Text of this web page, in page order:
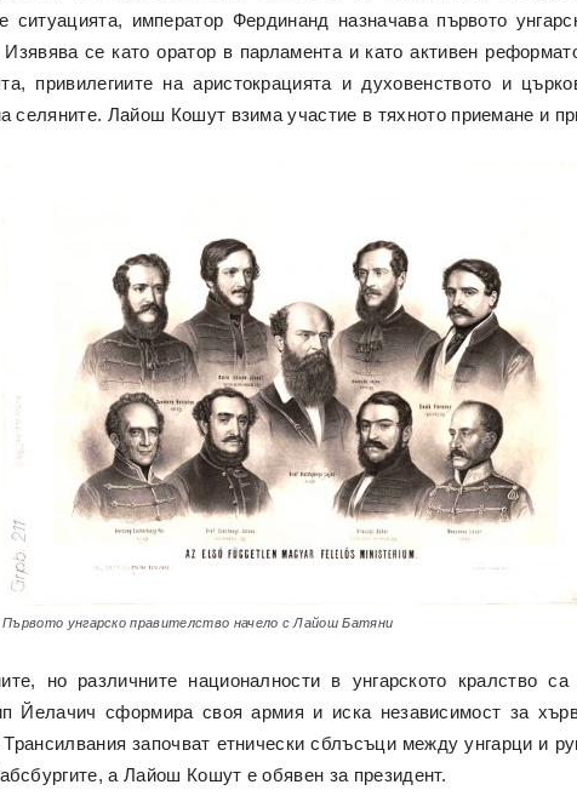
ситуацията, император Фердинанд назначава първото
се като оратор в парламента и като активен
привилегиите на аристокрацията и духовенството и
селяните. Лайош Кошут взима участие в тяхното приемане и
Първото унгарско правителство начело с Лайош Батяни
но различните националности в унгарското кралство
Йелачич сформира своя армия и иска независимост за
започват етнически сблъсъци между унгарци и
а Лайош Кошут е обявен за президент.